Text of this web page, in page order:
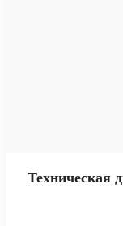
Техническая